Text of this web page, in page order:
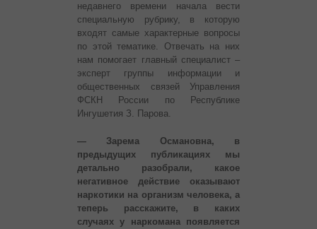
недавнего времени начала вести
специальную рубрику, в которую
входят самые характерные вопросы
по этой тематике. Отвечать на них
нам помогает главный специалист –
эксперт группы информации и
общественных связей Управления
ФСКН России по Республике
Ингушетия З. Парова.
— Зарема Османовна, в
предыдущих публикациях мы
детально разобрали, какое
негативное действие оказывают
наркотики на организм человека, а
теперь расскажите, в каких
случаях у наркомана появляется